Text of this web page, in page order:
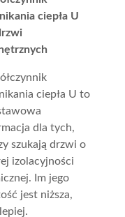
ciepła U
ciepła U to
dla tych,
szukają drzwi o
izolacyjności
Im jego
jest niższa,